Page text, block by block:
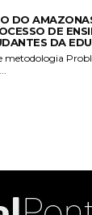
DO
DE
DA
metodologia